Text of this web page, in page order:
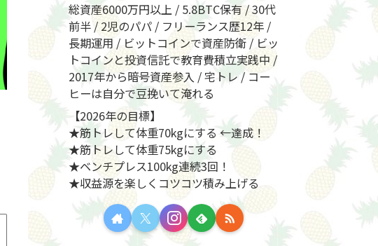
総資産6000万円以上 / 5.8BTC保有 / 30代
前半 / 2児のパパ / フリーランス歴12年 /
長期運用 / ビットコインで資産防衛 / ビッ
トコインと投資信託で教育費積立実践中 /
2017年から暗号資産参入 / 宅トレ / コー
ヒーは自分で豆挽いて淹れる
【2026年の目標】
★筋トレして体重70kgにする ←達成！
★筋トレして体重75kgにする
★ベンチプレス100kg連続3回！
★収益源を楽しくコツコツ積み上げる